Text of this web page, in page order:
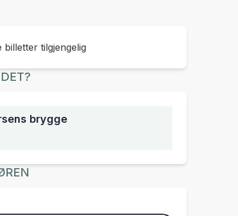
tilgjengelig
brygge